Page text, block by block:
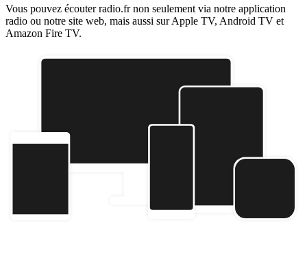
Vous pouvez écouter radio.fr non seulement via notre application
radio ou notre site web, mais aussi sur Apple TV, Android TV et
Amazon Fire TV.